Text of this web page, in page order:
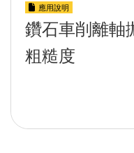
應用說明
鑽石車削離軸
粗糙度